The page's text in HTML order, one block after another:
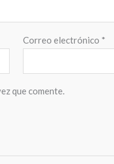
Correo electrónico *
que comente.